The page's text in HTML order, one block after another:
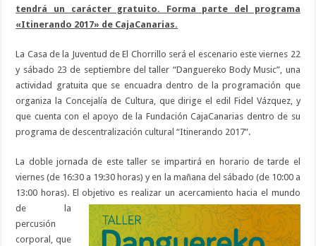
tendrá un carácter gratuito. Forma parte del programa
«Itinerando 2017» de CajaCanarias.
La Casa de la Juventud de El Chorrillo será el escenario este viernes 22
y sábado 23 de septiembre del taller “Danguereko Body Music”, una
actividad gratuita que se encuadra dentro de la programación que
organiza la Concejalía de Cultura, que dirige el edil Fidel Vázquez, y
que cuenta con el apoyo de la Fundación CajaCanarias dentro de su
programa de descentralización cultural “Itinerando 2017”.
La doble jornada de este taller se impartirá en horario de tarde el
viernes (de 16:30 a 19:30 horas) y en la mañana del sábado (de 10:00 a
13:00 horas). El objetivo es realizar un acercamiento hacia el mundo
de la
percusión
corporal, que